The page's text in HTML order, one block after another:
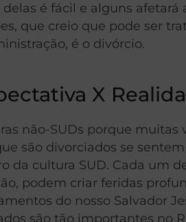
é fácil e alguns afetará
que creio que pode ser
é o divórcio.
X
não-SUDs porque muitas
são divorciados se
da cultura SUD. Cada um
podem criar feridas
do nosso Salvador
são tão importantes no